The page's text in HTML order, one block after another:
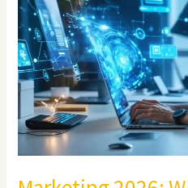
KMU
mit
KI
und
smarten
Strategien
im
Shop